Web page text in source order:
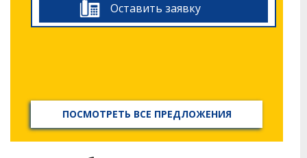
Оставить заявку
ПОСМОТРЕТЬ ВСЕ ПРЕДЛОЖЕНИЯ